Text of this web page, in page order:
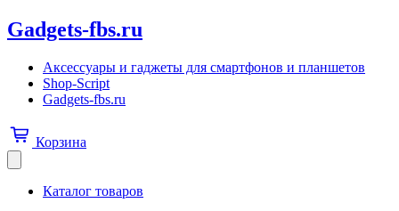
Gadgets-fbs.ru
Аксессуары и гаджеты для смартфонов и планшетов
Shop-Script
Gadgets-fbs.ru
Корзина
Каталог товаров